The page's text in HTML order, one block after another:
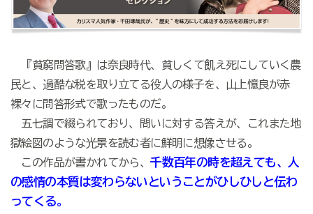
『貧窮問答歌』は奈良時代、貧しくて飢え死にしていく農
民と、過酷な税を取り立てる役人の様子を、山上憶良が赤
裸々に問答形式で歌ったものだ。
五七調で綴られており、問いに対する答えが、これまた地
獄絵図のような光景を読む者に鮮明に想像させる。
この作品が書かれてから、千数百年の時を超えても、人
の感情の本質は変わらないということがひしひしと伝わ
ってくる。